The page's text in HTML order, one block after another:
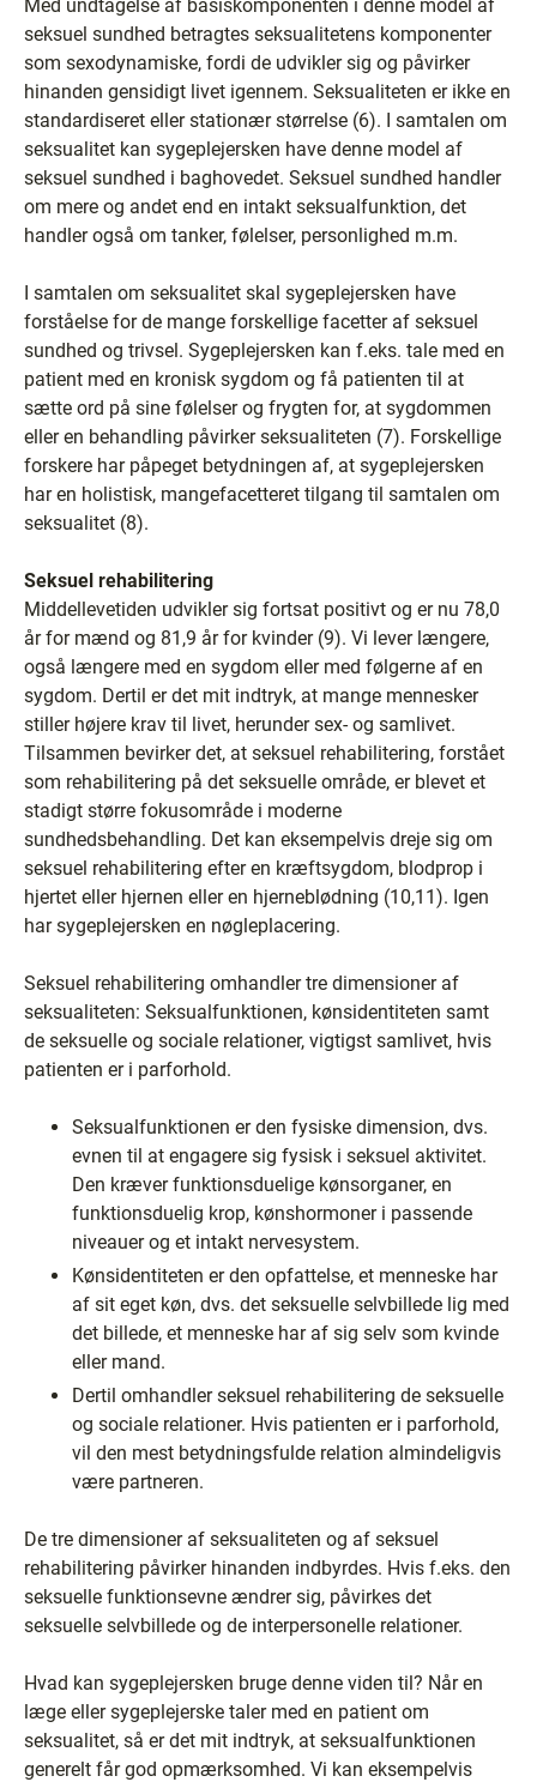
Med undtagelse af basiskomponenten i denne model af
seksuel sundhed betragtes seksualitetens komponenter
som sexodynamiske, fordi de udvikler sig og påvirker
hinanden gensidigt livet igennem. Seksualiteten er ikke en
standardiseret eller stationær størrelse (6). I samtalen om
seksualitet kan sygeplejersken have denne model af
seksuel sundhed i baghovedet. Seksuel sundhed handler
om mere og andet end en intakt seksualfunktion, det
handler også om tanker, følelser, personlighed m.m.
I samtalen om seksualitet skal sygeplejersken have
forståelse for de mange forskellige facetter af seksuel
sundhed og trivsel. Sygeplejersken kan f.eks. tale med en
patient med en kronisk sygdom og få patienten til at
sætte ord på sine følelser og frygten for, at sygdommen
eller en behandling påvirker seksualiteten (7). Forskellige
forskere har påpeget betydningen af, at sygeplejersken
har en holistisk, mangefacetteret tilgang til samtalen om
seksualitet (8).
Seksuel rehabilitering
Middellevetiden udvikler sig fortsat positivt og er nu 78,0
år for mænd og 81,9 år for kvinder (9). Vi lever længere,
også længere med en sygdom eller med følgerne af en
sygdom. Dertil er det mit indtryk, at mange mennesker
stiller højere krav til livet, herunder sex- og samlivet.
Tilsammen bevirker det, at seksuel rehabilitering, forstået
som rehabilitering på det seksuelle område, er blevet et
stadigt større fokusområde i moderne
sundhedsbehandling. Det kan eksempelvis dreje sig om
seksuel rehabilitering efter en kræftsygdom, blodprop i
hjertet eller hjernen eller en hjerneblødning (10,11). Igen
har sygeplejersken en nøgleplacering.
Seksuel rehabilitering omhandler tre dimensioner af
seksualiteten: Seksualfunktionen, kønsidentiteten samt
de seksuelle og sociale relationer, vigtigst samlivet, hvis
patienten er i parforhold.
Seksualfunktionen er den fysiske dimension, dvs.
evnen til at engagere sig fysisk i seksuel aktivitet.
Den kræver funktionsduelige kønsorganer, en
funktionsduelig krop, kønshormoner i passende
niveauer og et intakt nervesystem.
Kønsidentiteten er den opfattelse, et menneske har
af sit eget køn, dvs. det seksuelle selvbillede lig med
det billede, et menneske har af sig selv som kvinde
eller mand.
Dertil omhandler seksuel rehabilitering de seksuelle
og sociale relationer. Hvis patienten er i parforhold,
vil den mest betydningsfulde relation almindeligvis
være partneren.
De tre dimensioner af seksualiteten og af seksuel
rehabilitering påvirker hinanden indbyrdes. Hvis f.eks. den
seksuelle funktionsevne ændrer sig, påvirkes det
seksuelle selvbillede og de interpersonelle relationer.
Hvad kan sygeplejersken bruge denne viden til? Når en
læge eller sygeplejerske taler med en patient om
seksualitet, så er det mit indtryk, at seksualfunktionen
generelt får god opmærksomhed. Vi kan eksempelvis